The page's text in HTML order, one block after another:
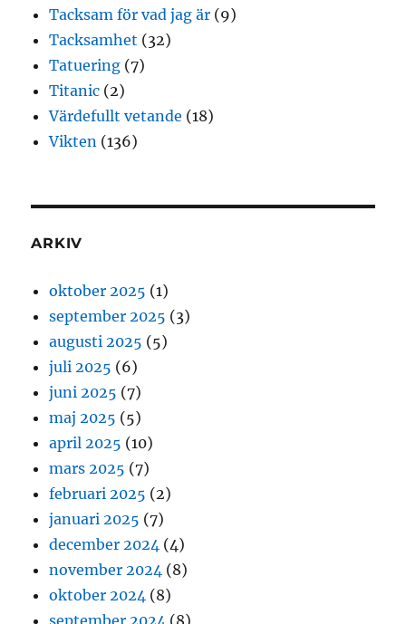
Tacksam för vad jag är (9)
Tacksamhet (32)
Tatuering (7)
Titanic (2)
Värdefullt vetande (18)
Vikten (136)
ARKIV
oktober 2025 (1)
september 2025 (3)
augusti 2025 (5)
juli 2025 (6)
juni 2025 (7)
maj 2025 (5)
april 2025 (10)
mars 2025 (7)
februari 2025 (2)
januari 2025 (7)
december 2024 (4)
november 2024 (8)
oktober 2024 (8)